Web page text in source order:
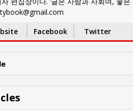
Facebook Twitter